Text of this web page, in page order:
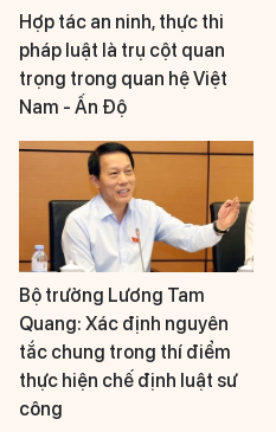
Hợp tác an ninh, thực thi
pháp luật là trụ cột quan
trọng trong quan hệ Việt
Nam - Ấn Độ
Bộ trưởng Lương Tam
Quang: Xác định nguyên
tắc chung trong thí điểm
thực hiện chế định luật sư
công